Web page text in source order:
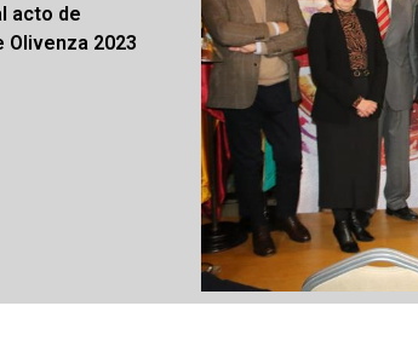
acto de
2023